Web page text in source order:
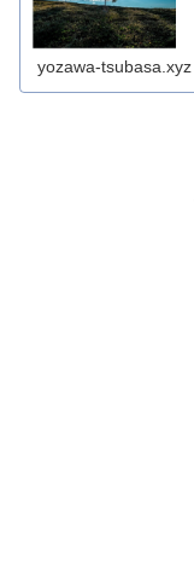
yozawa-tsubasa.xyz